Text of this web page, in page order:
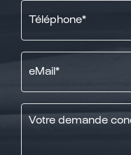
Téléphone
eMail
Message